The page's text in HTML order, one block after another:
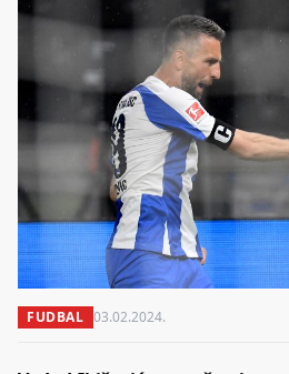
FUDBAL 03.02.2024.